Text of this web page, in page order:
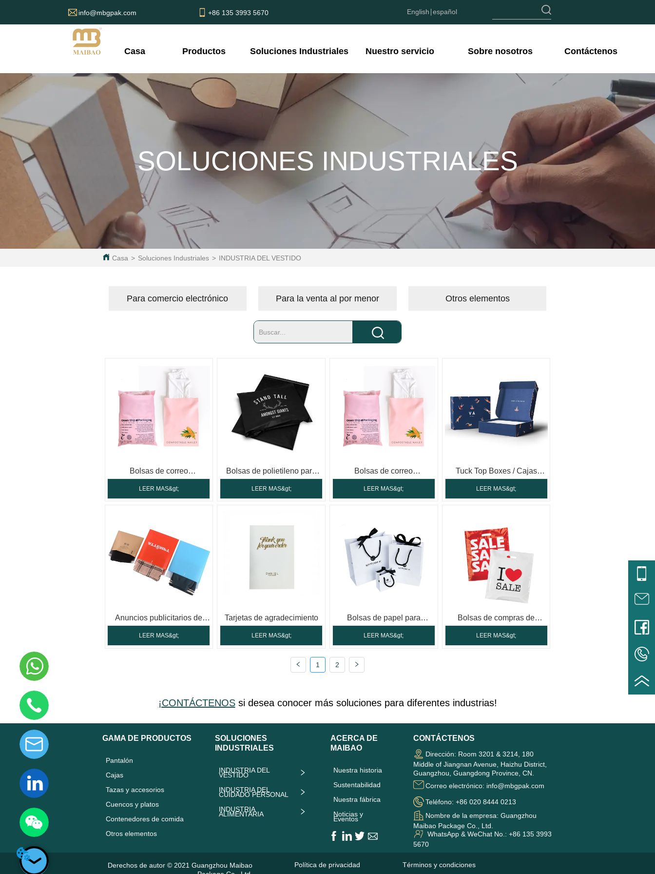
info@mbgpak.com +86 135 3993 5670 English español
Casa Productos Soluciones Industriales Nuestro servicio Sobre nosotros Contáctenos
SOLUCIONES INDUSTRIALES
Casa > Soluciones Industriales > INDUSTRIA DEL VESTIDO
Para comercio electrónico Para la venta al por menor Otros elementos
Bolsas de correo
biodegradables
LEER MAS&gt;
Bolsas de polietileno para
correo
LEER MAS&gt;
Bolsas de correo
biodegradables
LEER MAS&gt;
Tuck Top Boxes / Cajas
postales
LEER MAS&gt;
Anuncios publicitarios de
burbujas
LEER MAS&gt;
Tarjetas de agradecimiento
LEER MAS&gt;
Bolsas de papel para
compras
LEER MAS&gt;
Bolsas de compras de
plástico / biodegradables
LEER MAS&gt;
1 2
¡CONTÁCTENOS si desea conocer más soluciones para diferentes industrias!
GAMA DE PRODUCTOS
Pantalón
Cajas
Tazas y accesorios
Cuencos y platos
Contenedores de comida
Otros elementos
SOLUCIONES
INDUSTRIALES
INDUSTRIA DEL
VESTIDO
INDUSTRIA DEL
CUIDADO PERSONAL
INDUSTRIA
ALIMENTARIA
ACERCA DE
MAIBAO
Nuestra historia
Sustentabilidad
Nuestra fábrica
Noticias y
Eventos
CONTÁCTENOS
Dirección: Room 3201 & 3214, 180
Middle of Jiangnan Avenue, Haizhu District,
Guangzhou, Guangdong Province, CN.
Correo electrónico: info@mbgpak.com
Teléfono: +86 020 8444 0213
Nombre de la empresa: Guangzhou
Maibao Package Co., Ltd.
WhatsApp & WeChat No.: +86 135 3993
5670
Derechos de autor © 2021 Guangzhou Maibao
Política de privacidad Términos y condiciones